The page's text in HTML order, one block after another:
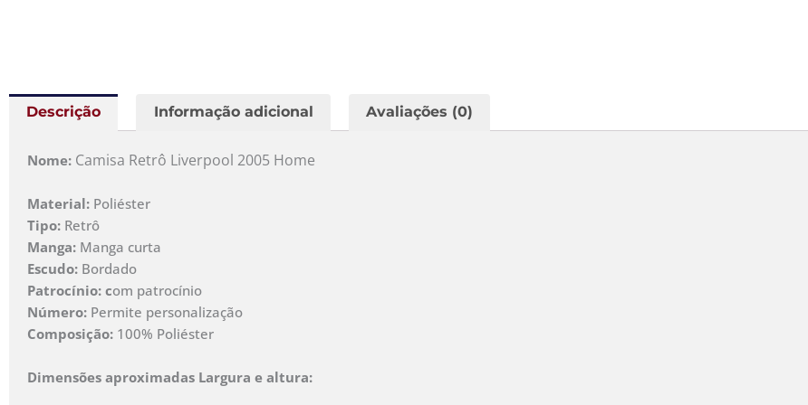
Descrição Informação adicional Avaliações (0)
Nome: Camisa Retrô Liverpool 2005 Home
Material: Poliéster
Tipo: Retrô
Manga: Manga curta
Escudo: Bordado
Patrocínio: com patrocínio
Número: Permite personalização
Composição: 100% Poliéster
Dimensões aproximadas Largura e altura: